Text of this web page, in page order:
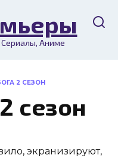
Аниме
2 СЕЗОН
сезон
экранизируют,